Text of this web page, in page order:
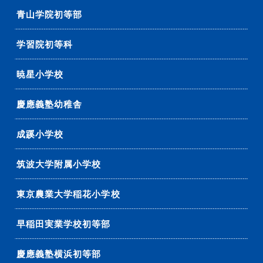
青山学院初等部
学習院初等科
暁星小学校
慶應義塾幼稚舎
成蹊小学校
筑波大学附属小学校
東京農業大学稲花小学校
早稲田実業学校初等部
慶應義塾横浜初等部